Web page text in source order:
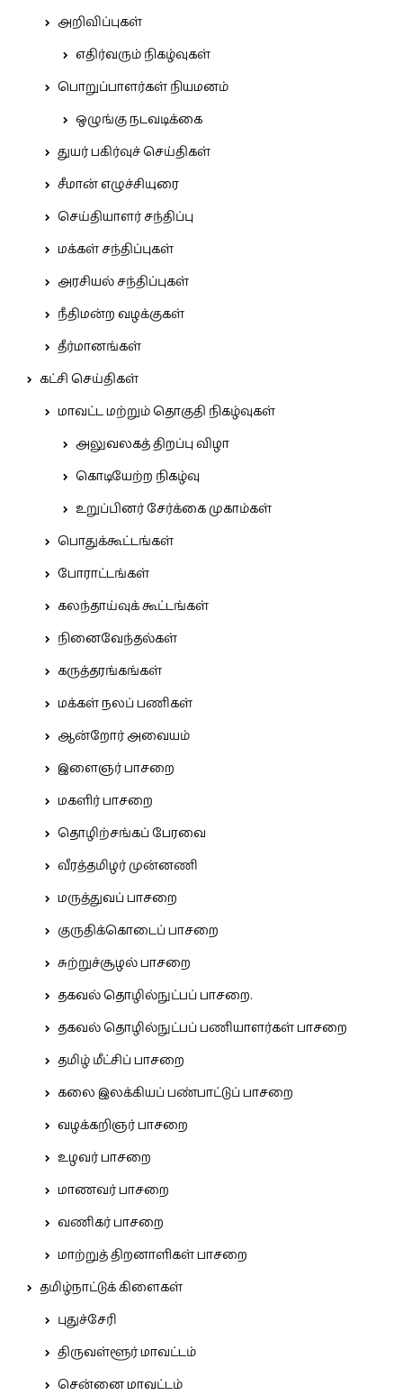
அறிவிப்புகள்
எதிர்வரும் நிகழ்வுகள்
பொறுப்பாளர்கள் நியமனம்
ஒழுங்கு நடவடிக்கை
துயர் பகிர்வுச் செய்திகள்
சீமான் எழுச்சியுரை
செய்தியாளர் சந்திப்பு
மக்கள் சந்திப்புகள்
அரசியல் சந்திப்புகள்
நீதிமன்ற வழக்குகள்
தீர்மானங்கள்
கட்சி செய்திகள்
மாவட்ட மற்றும் தொகுதி நிகழ்வுகள்
அலுவலகத் திறப்பு விழா
கொடியேற்ற நிகழ்வு
உறுப்பினர் சேர்க்கை முகாம்கள்
பொதுக்கூட்டங்கள்
போராட்டங்கள்
கலந்தாய்வுக் கூட்டங்கள்
நினைவேந்தல்கள்
கருத்தரங்கங்கள்
மக்கள் நலப் பணிகள்
ஆன்றோர் அவையம்
இளைஞர் பாசறை
மகளிர் பாசறை
தொழிற்சங்கப் பேரவை
வீரத்தமிழர் முன்னணி
மருத்துவப் பாசறை
குருதிக்கொடைப் பாசறை
சுற்றுச்சூழல் பாசறை
தகவல் தொழில்நுட்பப் பாசறை.
தகவல் தொழில்நுட்பப் பணியாளர்கள் பாசறை
தமிழ் மீட்சிப் பாசறை
கலை இலக்கியப் பண்பாட்டுப் பாசறை
வழக்கறிஞர் பாசறை
உழவர் பாசறை
மாணவர் பாசறை
வணிகர் பாசறை
மாற்றுத் திறனாளிகள் பாசறை
தமிழ்நாட்டுக் கிளைகள்
புதுச்சேரி
திருவள்ளூர் மாவட்டம்
சென்னை மாவட்டம்